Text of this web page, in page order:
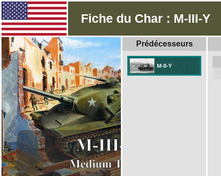
Fiche du Char : M-III-Y
Prédécesseurs
M-II-Y